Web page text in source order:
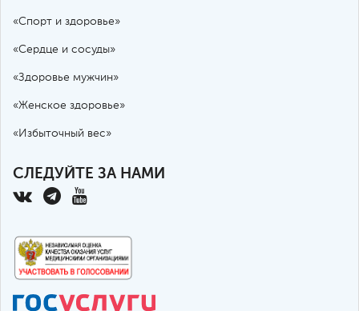
«Спорт и здоровье»
«Сердце и сосуды»
«Здоровье мужчин»
«Женское здоровье»
«Избыточный вес»
СЛЕДУЙТЕ ЗА НАМИ